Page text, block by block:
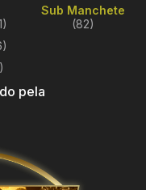
Sub Manchete
(82)
pela